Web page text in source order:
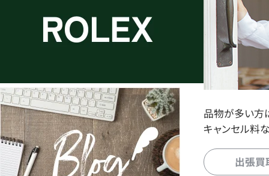
品物が多い方
キャンセル料
出張買